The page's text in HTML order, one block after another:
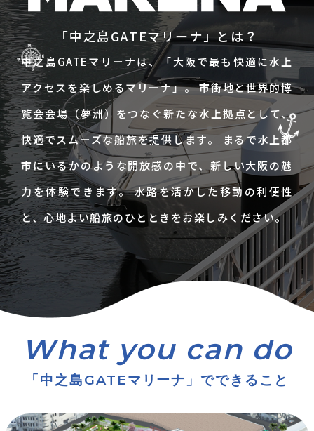
「中之島GATEマリーナ」とは？
中之島GATEマリーナは、「大阪で最も快適に水上
アクセスを楽しめるマリーナ」。 市街地と世界的博
覧会会場（夢洲）をつなぐ新たな水上拠点として、
快適でスムーズな船旅を提供します。 まるで水上都
市にいるかのような開放感の中で、新しい大阪の魅
力を体験できます。 水路を活かした移動の利便性
と、心地よい船旅のひとときをお楽しみください。
「中之島GATEマリーナ」でできること